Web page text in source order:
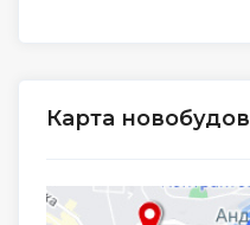
Карта новобудов